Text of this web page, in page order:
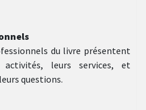
du livre présentent
leurs services, et
questions.